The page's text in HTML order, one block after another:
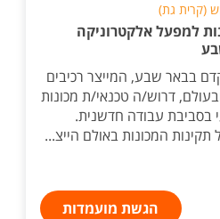
(קרית גת)
למפעל אלקטרוניקה
בבאר שבע, המייצר רכיבים
דרוש/ה טכנאי/ת מכונות
בסביבת עבודה חדשנית.
המכונות באולם הייצ...
הגשת מועמדות